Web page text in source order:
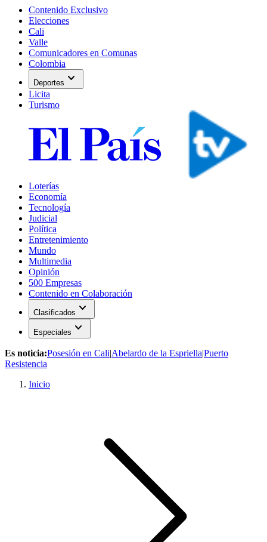
Contenido Exclusivo
Elecciones
Cali
Valle
Comunicadores en Comunas
Colombia
Deportes expand_more
Licita
Turismo
Loterías
Economía
Tecnología
Judicial
Política
Entretenimiento
Mundo
Multimedia
Opinión
500 Empresas
Contenido en Colaboración
Clasificados expand_more
Especiales expand_more
Es noticia:Posesión en Cali|Abelardo de la Espriella|Puerto
Resistencia
Inicio